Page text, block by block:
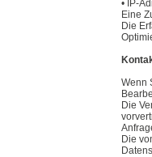
• IP-
Eine
Die
Wenn
Die
Die